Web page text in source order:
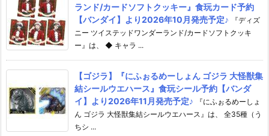
ランド/カードソフトクッキー』食玩カード予約
【バンダイ】より2026年10月発売予定♪
『ディズ
ニー ツイステッドワンダーランド/カードソフトクッキ
ー』は、 ◆ キャラ ...
【ゴジラ】『にふぉるめーしょん ゴジラ 大怪獣集
結シールウエハース』食玩シール予約【バンダ
イ】より2026年11月発売予定♪
『にふぉるめーしょ
ん ゴジラ 大怪獣集結シールウエハース』は、 全35種（う
ちシ ...